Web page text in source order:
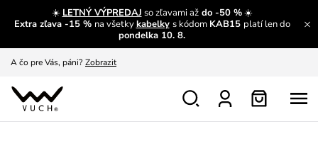
☀️ LETNÝ VÝPREDAJ so zľavami aždo -50 %☀️
Extra zľava -15 % na všetkykabelky s kódom KAB15 platí len do
pondelka 10. 8.
Prečítať viac
A čo pre Vás, páni? Zobrazit
S čím chybu neurobíš?
Nech sa inšpirovať Zobraziť